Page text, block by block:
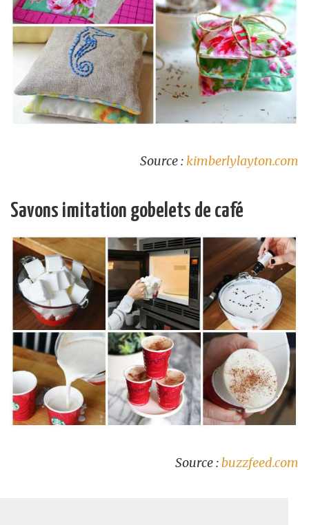
Source : kimberlylayton.com
Savons imitation gobelets de café
Source :buzzfeed.com